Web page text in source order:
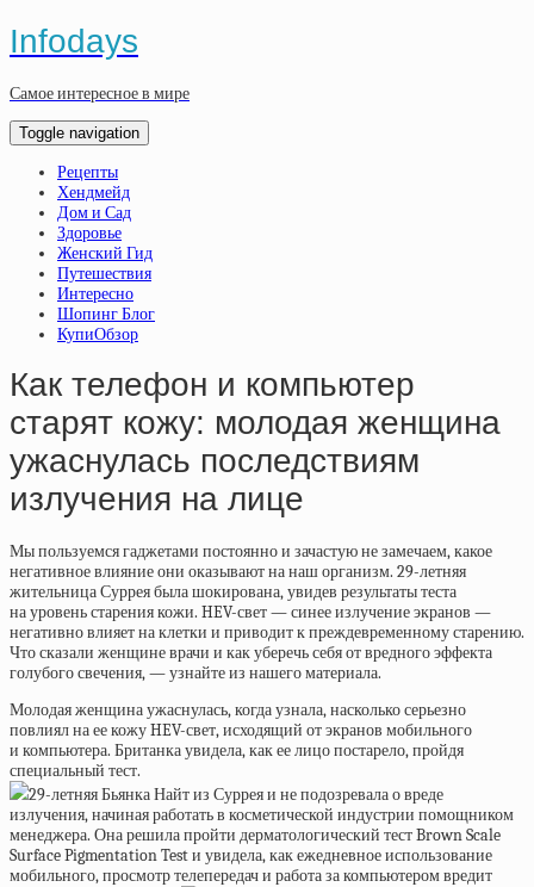
Infodays
Самое интересное в мире
Toggle navigation
Рецепты
Хендмейд
Дом и Сад
Здоровье
Женский Гид
Путешествия
Интересно
Шопинг Блог
КупиОбзор
Как телефон и компьютер
старят кожу: молодая женщина
ужаснулась последствиям
излучения на лице
Мы пользуемся гаджетами постоянно и зачастую не замечаем, какое
негативное влияние они оказывают на наш организм. 29-летняя
жительница Суррея была шокирована, увидев результаты теста
на уровень старения кожи. HEV-свет — синее излучение экранов —
негативно влияет на клетки и приводит к преждевременному старению.
Что сказали женщине врачи и как уберечь себя от вредного эффекта
голубого свечения, — узнайте из нашего материала.
Молодая женщина ужаснулась, когда узнала, насколько серьезно
повлиял на ее кожу HEV-свет, исходящий от экранов мобильного
и компьютера. Британка увидела, как ее лицо постарело, пройдя
специальный тест.
29-летняя Бьянка Найт из Суррея и не подозревала о вреде
излучения, начиная работать в косметической индустрии помощником
менеджера. Она решила пройти дерматологический тест Brown Scale
Surface Pigmentation Test и увидела, как ежедневное использование
мобильного, просмотр телепередач и работа за компьютером вредит